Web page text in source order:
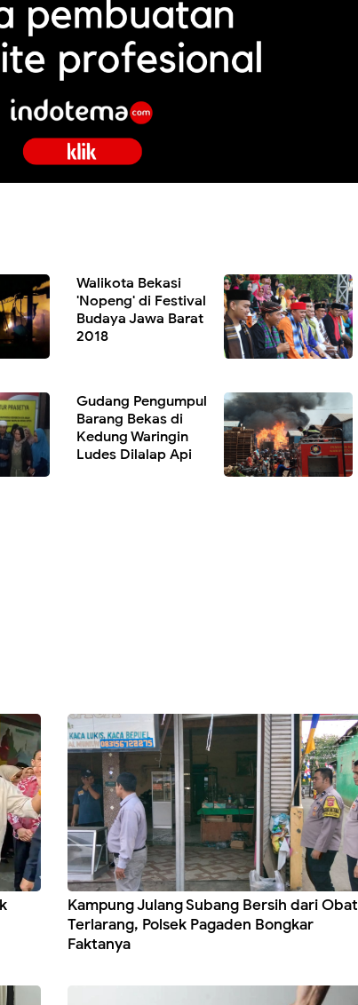
Walikota Bekasi
'Nopeng' di Festival
Budaya Jawa Barat
2018
Gudang Pengumpul
Barang Bekas di
Kedung Waringin
Ludes Dilalap Api
Kampung Julang Subang Bersih dari Obat
Terlarang, Polsek Pagaden Bongkar
Faktanya